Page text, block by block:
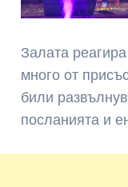
Залата
много от
били
посланията и